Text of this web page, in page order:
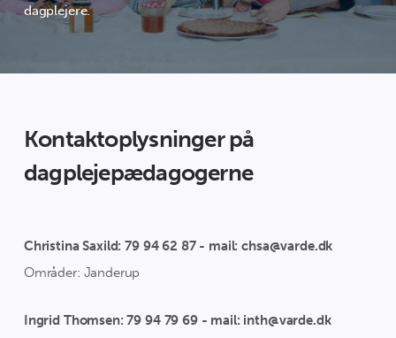
dagplejere.
Kontaktoplysninger på
dagplejepædagogerne
Christina Saxild: 79 94 62 87 - mail: chsa@varde.dk
Områder: Janderup
Ingrid Thomsen: 79 94 79 69 - mail: inth@varde.dk